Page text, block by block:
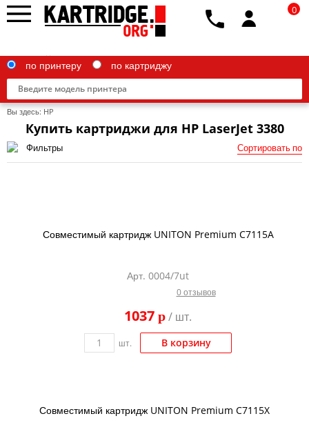
Konica Minolta
OKI
по принтеру по картриджу
0
Вы здесь: HP
Купить картриджи для HP LaserJet 3380
Фильтры Сортировать по
Совместимый картридж UNITON Premium C7115A
Арт. 0004/7ut
0 отзывов
1037 p/ шт.
шт. В корзину
Совместимый картридж UNITON Premium C7115X